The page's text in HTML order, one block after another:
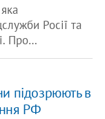
Росії та
Про…
підозрюють в
РФ